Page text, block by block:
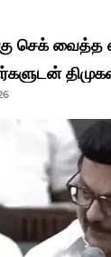
செக் வைத்த